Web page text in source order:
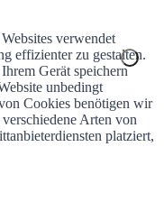
verwendet
effizienter zu gestalten.
Gerät speichern
unbedingt
Cookies benötigen wir
Arten von
platziert,